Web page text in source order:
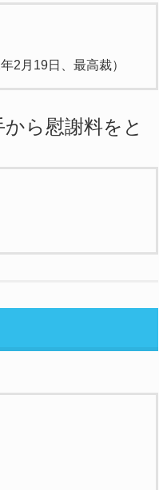
2月19日、最高裁）
ら慰謝料をと